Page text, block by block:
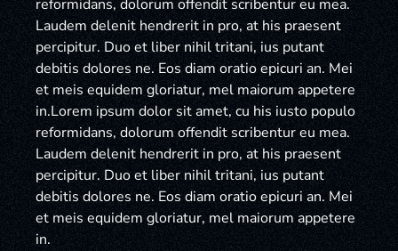
reformidans, dolorum offendit scribentur eu mea.
Laudem delenit hendrerit in pro, at his praesent
percipitur. Duo et liber nihil tritani, ius putant
debitis dolores ne. Eos diam oratio epicuri an. Mei
et meis equidem gloriatur, mel maiorum appetere
in.Lorem ipsum dolor sit amet, cu his iusto populo
reformidans, dolorum offendit scribentur eu mea.
Laudem delenit hendrerit in pro, at his praesent
percipitur. Duo et liber nihil tritani, ius putant
debitis dolores ne. Eos diam oratio epicuri an. Mei
et meis equidem gloriatur, mel maiorum appetere
in.